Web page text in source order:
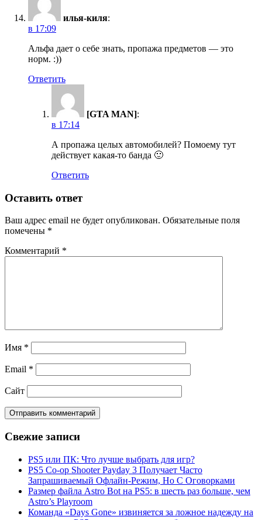
илья-киля:
в 17:09
Альфа дает о себе знать, пропажа предметов — это
норм. :))
Ответить
[GTA MAN]:
в 17:14
А пропажа целых автомобилей? Помоему тут
действует какая-то банда 🙂
Ответить
Оставить ответ
Ваш адрес email не будет опубликован. Обязательные поля
помечены *
Комментарий *
Имя *
Email *
Сайт
Свежие записи
PS5 или ПК: Что лучше выбрать для игр?
PS5 Co-op Shooter Payday 3 Получает Часто
Запрашиваемый Офлайн-Режим, Но С Оговорками
Размер файла Astro Bot на PS5: в шесть раз больше, чем
Astro’s Playroom
Команда «Days Gone» извиняется за ложное надежду на